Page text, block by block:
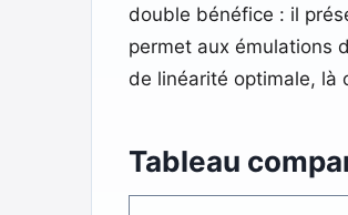
double bénéfice : il
permet aux émulations
de linéarité optimale, là
Tableau